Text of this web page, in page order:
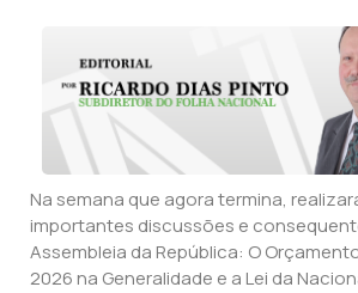
Na semana que agora termina,
importantes discussões e
Assembleia da República: O
2026 na Generalidade e a Lei da